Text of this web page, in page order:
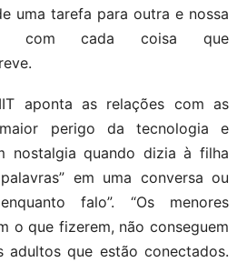
uma tarefa para outra e nossa
com cada coisa que
aponta as relações com as
perigo da tecnologia e
nostalgia quando dizia à filha
em uma conversa ou
falo”. “Os menores
o que fizerem, não conseguem
adultos que estão conectados.